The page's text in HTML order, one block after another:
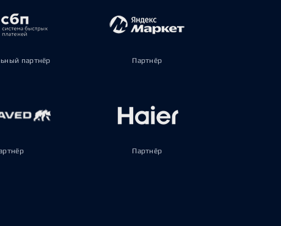
партнёр Партнёр
Партнёр